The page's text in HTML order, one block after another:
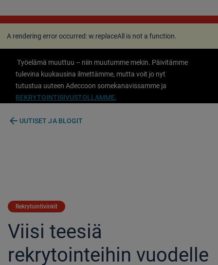
A rendering error occurred:w.replaceAll is not a
function.
A rendering error occurred:w.replaceAll is not a function.
Työelämä muuttuu – niin muutumme mekin. Päivitämme
tulevina kuukausina ilmettämme, mutta voit jo nyt
tutustua uuteen Adeccoon somekanavissamme ja
REKRYTOINTISIVUSTOLLAMME.
arrow_back UUTISET JA BLOGIT
Rekrytointivinkit
Viisi teesiä
rekrytointeihin vuodelle